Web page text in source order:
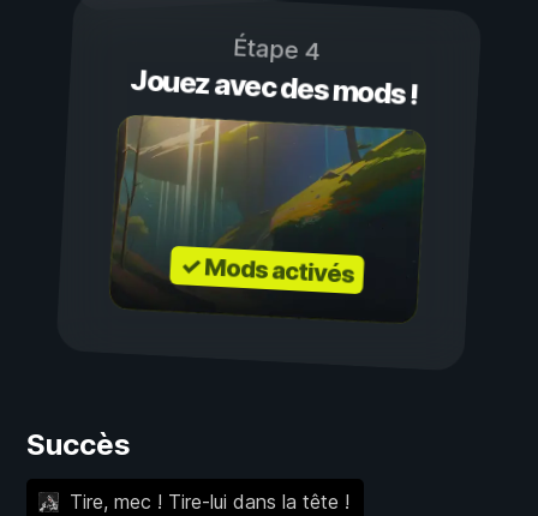
Étape 4
Jouez avec des mods !
✓ Mods activés
Succès
Tire, mec ! Tire-lui dans la tête !